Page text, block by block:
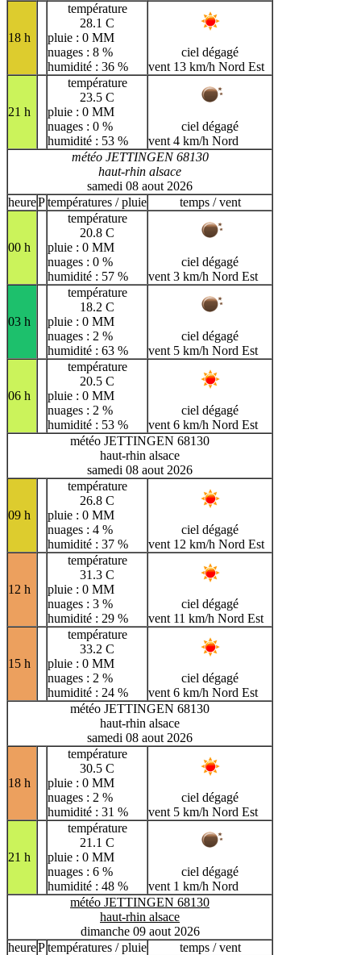
18 h
température
28.1 C
pluie : 0 MM
nuages : 8 %
humidité : 36 %
ciel dégagé
vent 13 km/h Nord Est
21 h
température
23.5 C
pluie : 0 MM
nuages : 0 %
humidité : 53 %
ciel dégagé
vent 4 km/h Nord
météo JETTINGEN 68130
haut-rhin alsace
samedi 08 aout 2026
heurePtempératures / pluie temps / vent
00 h
température
20.8 C
pluie : 0 MM
nuages : 0 %
humidité : 57 %
ciel dégagé
vent 3 km/h Nord Est
03 h
température
18.2 C
pluie : 0 MM
nuages : 2 %
humidité : 63 %
ciel dégagé
vent 5 km/h Nord Est
06 h
température
20.5 C
pluie : 0 MM
nuages : 2 %
humidité : 53 %
ciel dégagé
vent 6 km/h Nord Est
météo JETTINGEN 68130
haut-rhin alsace
samedi 08 aout 2026
09 h
température
26.8 C
pluie : 0 MM
nuages : 4 %
humidité : 37 %
ciel dégagé
vent 12 km/h Nord Est
12 h
température
31.3 C
pluie : 0 MM
nuages : 3 %
humidité : 29 %
ciel dégagé
vent 11 km/h Nord Est
15 h
température
33.2 C
pluie : 0 MM
nuages : 2 %
humidité : 24 %
ciel dégagé
vent 6 km/h Nord Est
météo JETTINGEN 68130
haut-rhin alsace
samedi 08 aout 2026
18 h
température
30.5 C
pluie : 0 MM
nuages : 2 %
humidité : 31 %
ciel dégagé
vent 5 km/h Nord Est
21 h
température
21.1 C
pluie : 0 MM
nuages : 6 %
humidité : 48 %
ciel dégagé
vent 1 km/h Nord
météo JETTINGEN 68130
haut-rhin alsace
dimanche 09 aout 2026
heurePtempératures / pluie temps / vent